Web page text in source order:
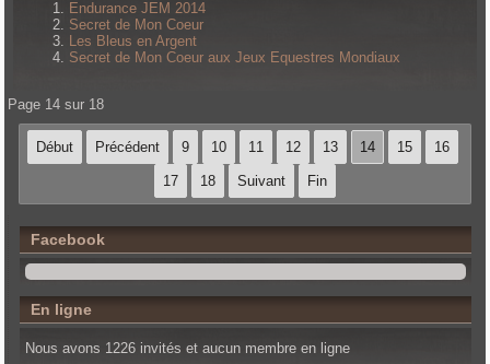
Endurance JEM 2014
Secret de Mon Coeur
Les Bleus en Argent
Secret de Mon Coeur aux Jeux Equestres Mondiaux
Page 14 sur 18
Début Précédent 9 10 11 12 13 14 15 16
17 18 Suivant Fin
Facebook
En ligne
Nous avons 1226 invités et aucun membre en ligne